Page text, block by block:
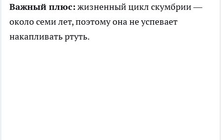
Важный плюс: жизненный цикл скумбрии —
около семи лет, поэтому она не успевает
накапливать ртуть.